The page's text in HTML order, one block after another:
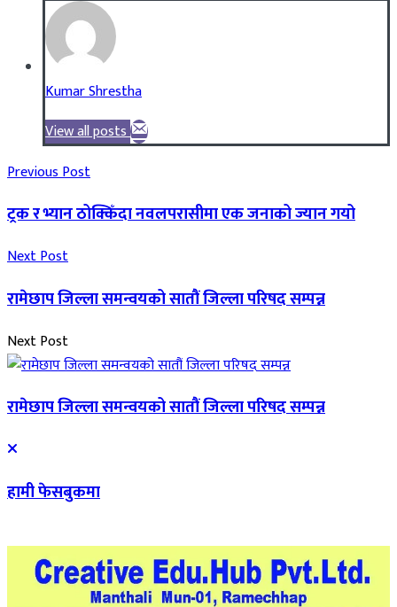
Kumar Shrestha
View all posts
Previous Post
ट्रक र भ्यान ठोक्किँदा नवलपरासीमा एक जनाको ज्यान गयो
Next Post
रामेछाप जिल्ला समन्वयको सातौं जिल्ला परिषद सम्पन्न
Next Post
रामेछाप जिल्ला समन्वयको सातौं जिल्ला परिषद सम्पन्न
हामी फेसबुकमा